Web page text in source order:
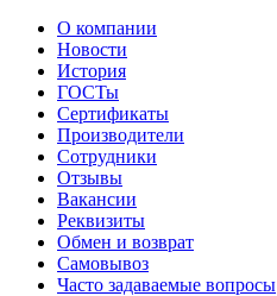
О компании
Новости
История
ГОСТы
Сертификаты
Производители
Сотрудники
Отзывы
Вакансии
Реквизиты
Обмен и возврат
Самовывоз
Часто задаваемые вопросы